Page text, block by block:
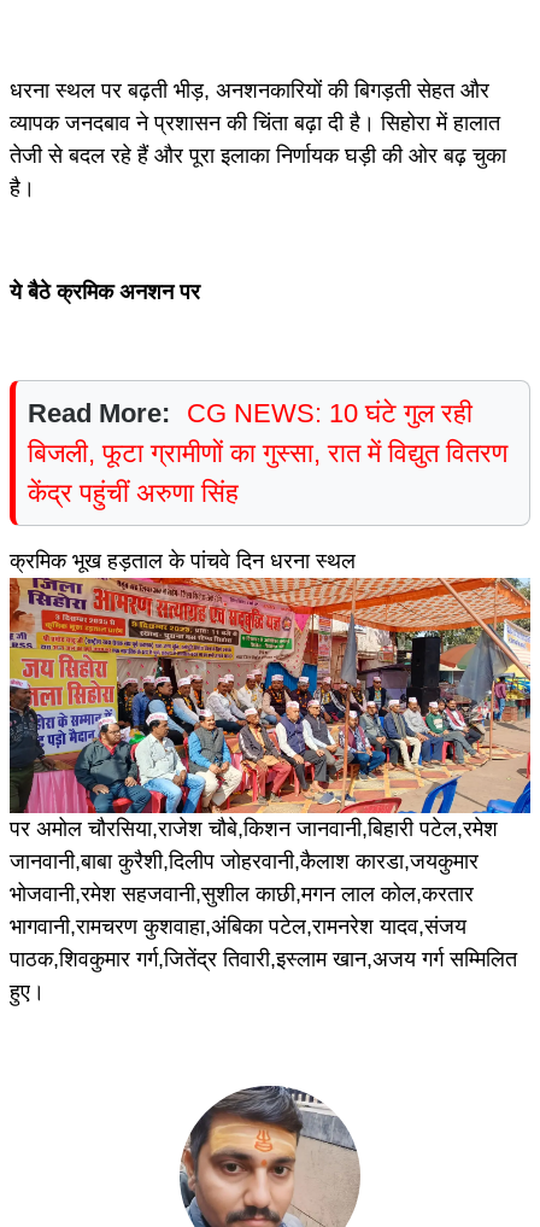
धरना स्थल पर बढ़ती भीड़, अनशनकारियों की बिगड़ती सेहत और
व्यापक जनदबाव ने प्रशासन की चिंता बढ़ा दी है। सिहोरा में हालात
तेजी से बदल रहे हैं और पूरा इलाका निर्णायक घड़ी की ओर बढ़ चुका
है।
ये बैठे क्रमिक अनशन पर
Read More:
CG NEWS: 10 घंटे गुल रही
बिजली, फूटा ग्रामीणों का गुस्सा, रात में विद्युत वितरण
केंद्र पहुंचीं अरुणा सिंह
क्रमिक भूख हड़ताल के पांचवे दिन धरना स्थल
पर अमोल चौरसिया,राजेश चौबे,किशन जानवानी,बिहारी पटेल,रमेश
जानवानी,बाबा कुरैशी,दिलीप जोहरवानी,कैलाश कारडा,जयकुमार
भोजवानी,रमेश सहजवानी,सुशील काछी,मगन लाल कोल,करतार
भागवानी,रामचरण कुशवाहा,अंबिका पटेल,रामनरेश यादव,संजय
पाठक,शिवकुमार गर्ग,जितेंद्र तिवारी,इस्लाम खान,अजय गर्ग सम्मिलित
हुए।